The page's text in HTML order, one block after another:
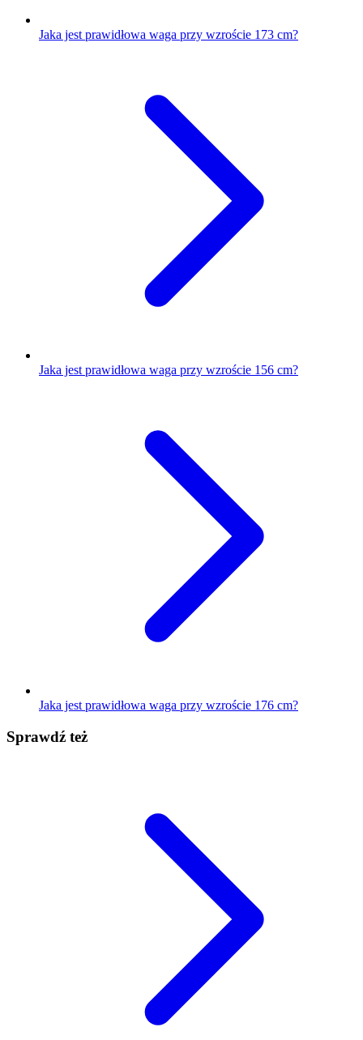
Jaka jest prawidłowa waga przy wzroście 173 cm?
Jaka jest prawidłowa waga przy wzroście 156 cm?
Jaka jest prawidłowa waga przy wzroście 176 cm?
Sprawdź też